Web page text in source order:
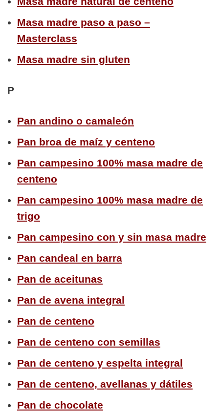
Masa madre paso a paso –
Masterclass
Masa madre sin gluten
P
Pan andino o camaleón
Pan broa de maíz y centeno
Pan campesino 100% masa madre de
centeno
Pan campesino 100% masa madre de
trigo
Pan campesino con y sin masa madre
Pan candeal en barra
Pan de aceitunas
Pan de avena integral
Pan de centeno
Pan de centeno con semillas
Pan de centeno y espelta integral
Pan de centeno, avellanas y dátiles
Pan de chocolate